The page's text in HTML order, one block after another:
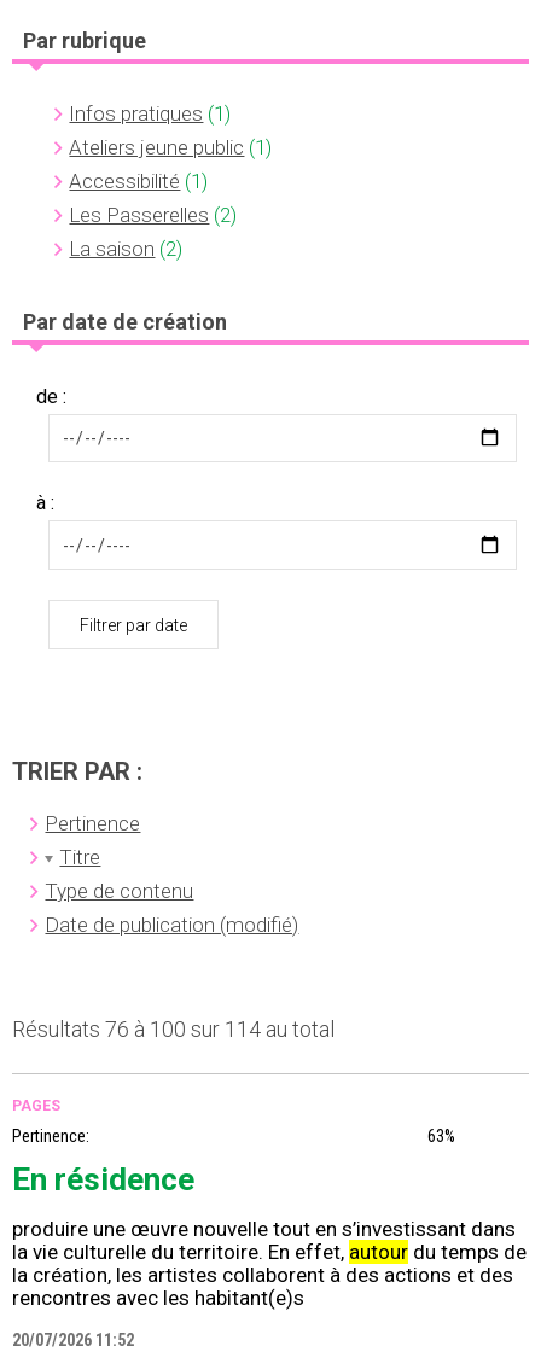
Par rubrique
Infos pratiques (1)
Ateliers jeune public (1)
Accessibilité (1)
Les Passerelles (2)
La saison (2)
Par date de création
de :
à :
Filtrer par date
TRIER PAR :
Pertinence
Titre
Type de contenu
Date de publication (modifié)
Résultats 76 à 100 sur 114 au total
PAGES
Pertinence: 63%
En résidence
produire une œuvre nouvelle tout en s’investissant dans
la vie culturelle du territoire. En effet, autour du temps de
la création, les artistes collaborent à des actions et des
rencontres avec les habitant(e)s
20/07/2026 11:52